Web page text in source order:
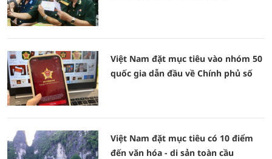
Việt Nam đặt mục tiêu vào nhóm 50
quốc gia dẫn đầu về Chính phủ số
Việt Nam đặt mục tiêu có 10 điểm
đến văn hóa - di sản toàn cầu